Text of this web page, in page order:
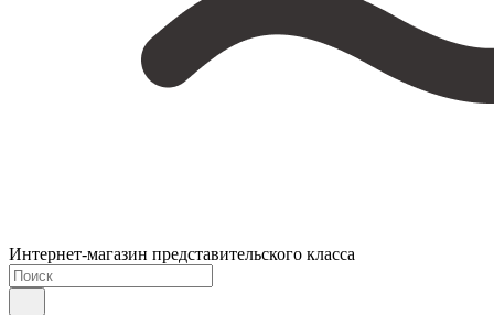
Интернет-магазин представительского класса